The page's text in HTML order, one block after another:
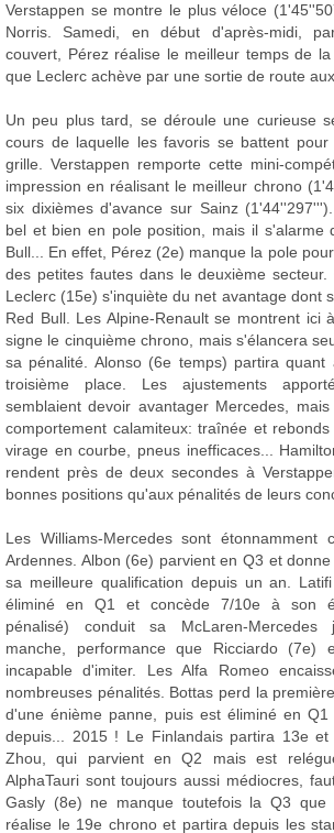
Verstappen se montre le plus véloce
Norris. Samedi, en début d'après-midi,
couvert, Pérez réalise le meilleur temps de
que Leclerc achève par une sortie de route
Un peu plus tard, se déroule une curieuse
cours de laquelle les favoris se battent
grille. Verstappen remporte cette mini-
impression en réalisant le meilleur chrono
six dixièmes d'avance sur Sainz
bel et bien en pole position, mais il s'alarme
Bull... En effet, Pérez (2e) manque la pole
des petites fautes dans le deuxième secteur.
Leclerc (15e) s'inquiète du net avantage dont
Red Bull. Les Alpine-Renault se montrent ici
signe le cinquième chrono, mais s'élancera
sa pénalité. Alonso (6e temps) partira quant
troisième place. Les ajustements
semblaient devoir avantager Mercedes,
comportement calamiteux: traînée et
virage en courbe, pneus inefficaces...
rendent près de deux secondes à
bonnes positions qu'aux pénalités de leurs
Les Williams-Mercedes sont étonnamment
Ardennes. Albon (6e) parvient en Q3 et
sa meilleure qualification depuis un an.
éliminé en Q1 et concède 7/10e à son
pénalisé) conduit sa McLaren-Mercedes
manche, performance que Ricciardo
incapable d'imiter. Les Alfa Romeo
nombreuses pénalités. Bottas perd la
d'une énième panne, puis est éliminé en
depuis... 2015 ! Le Finlandais partira 13e
Zhou, qui parvient en Q2 mais est
AlphaTauri sont toujours aussi médiocres,
Gasly (8e) ne manque toutefois la Q3 que
réalise le 19e chrono et partira depuis les